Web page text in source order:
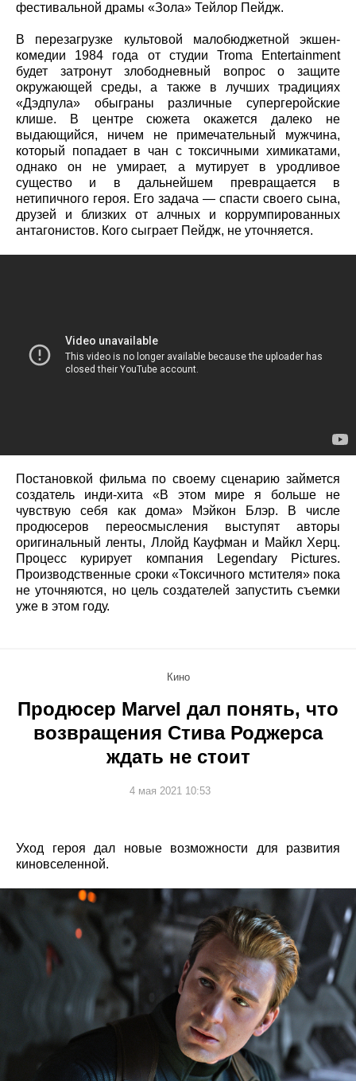
фестивальной драмы «Зола» Тейлор Пейдж.
В перезагрузке культовой малобюджетной экшен-
комедии 1984 года от студии Troma Entertainment
будет затронут злободневный вопрос о защите
окружающей среды, а также в лучших традициях
«Дэдпула» обыграны различные супергеройские
клише. В центре сюжета окажется далеко не
выдающийся, ничем не примечательный мужчина,
который попадает в чан с токсичными химикатами,
однако он не умирает, а мутирует в уродливое
существо и в дальнейшем превращается в
нетипичного героя. Его задача — спасти своего сына,
друзей и близких от алчных и коррумпированных
антагонистов. Кого сыграет Пейдж, не уточняется.
Постановкой фильма по своему сценарию займется
создатель инди-хита «В этом мире я больше не
чувствую себя как дома» Мэйкон Блэр. В числе
продюсеров переосмысления выступят авторы
оригинальный ленты, Ллойд Кауфман и Майкл Херц.
Процесс курирует компания Legendary Pictures.
Производственные сроки «Токсичного мстителя» пока
не уточняются, но цель создателей запустить съемки
уже в этом году.
Кино
Продюсер Marvel дал понять, что
возвращения Стива Роджерса
ждать не стоит
4 мая 2021 10:53
Уход героя дал новые возможности для развития
киновселенной.